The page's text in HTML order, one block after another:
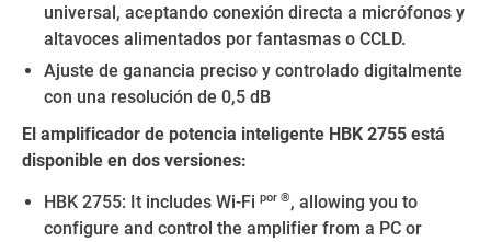
universal, aceptando conexión directa a micrófonos y
altavoces alimentados por fantasmas o CCLD.
Ajuste de ganancia preciso y controlado digitalmente
con una resolución de 0,5 dB
El amplificador de potencia inteligente HBK 2755 está
disponible en dos versiones:
HBK 2755: It includes Wi-Fi por ®, allowing you to
configure and control the amplifier from a PC or